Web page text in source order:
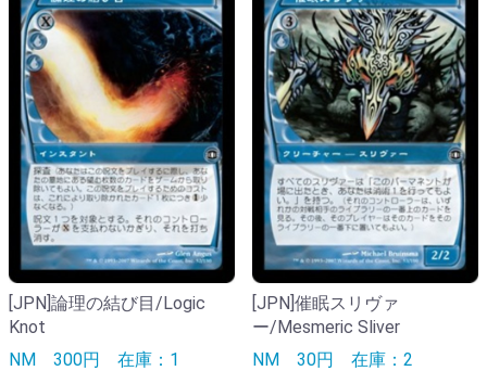
[JPN]論理の結び目/Logic
Knot
NM 300円 在庫：1
[JPN]催眠スリヴァ
ー/Mesmeric Sliver
NM 30円 在庫：2